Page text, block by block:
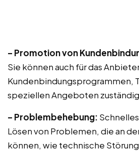
– Promotion von
Sie können auch für das
Kundenbindungsprogrammen,
speziellen Angeboten
– Problembehebung:
Lösen von Problemen, die an
können, wie technische